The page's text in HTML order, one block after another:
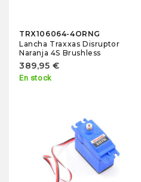
TRX106064-4ORNG
Lancha Traxxas Disruptor
Naranja 4S Brushless
389,95 €
En stock